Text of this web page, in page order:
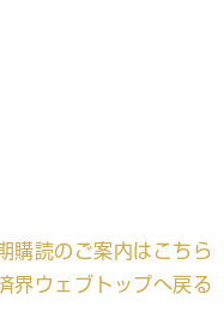
購読のご案内はこちら
界ウェブトップへ戻る